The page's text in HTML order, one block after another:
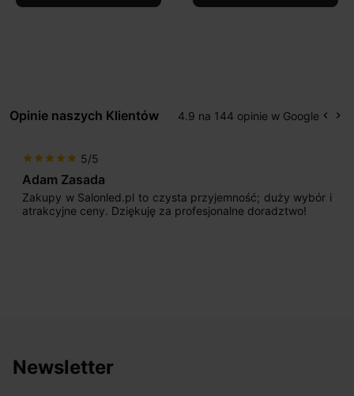
Opinie naszych Klientów 4.9 na 144 opinie w Google keyboard_arrow_left keyboard_arrow_right
star star star star star 5/5
Adam Zasada
Zakupy w Salonled.pl to czysta przyjemność; duży wybór i
atrakcyjne ceny. Dziękuję za profesjonalne doradztwo!
Newsletter